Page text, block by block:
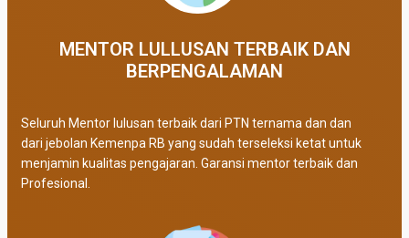
MENTOR LULLUSAN TERBAIK DAN
BERPENGALAMAN
Seluruh Mentor lulusan terbaik dari PTN ternama dan dan
dari jebolan Kemenpa RB yang sudah terseleksi ketat untuk
menjamin kualitas pengajaran. Garansi mentor terbaik dan
Profesional.